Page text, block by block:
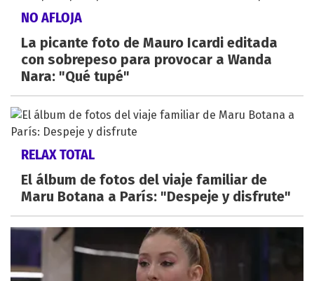
NO AFLOJA
La picante foto de Mauro Icardi editada
con sobrepeso para provocar a Wanda
Nara: "Qué tupé"
RELAX TOTAL
El álbum de fotos del viaje familiar de
Maru Botana a París: "Despeje y disfrute"